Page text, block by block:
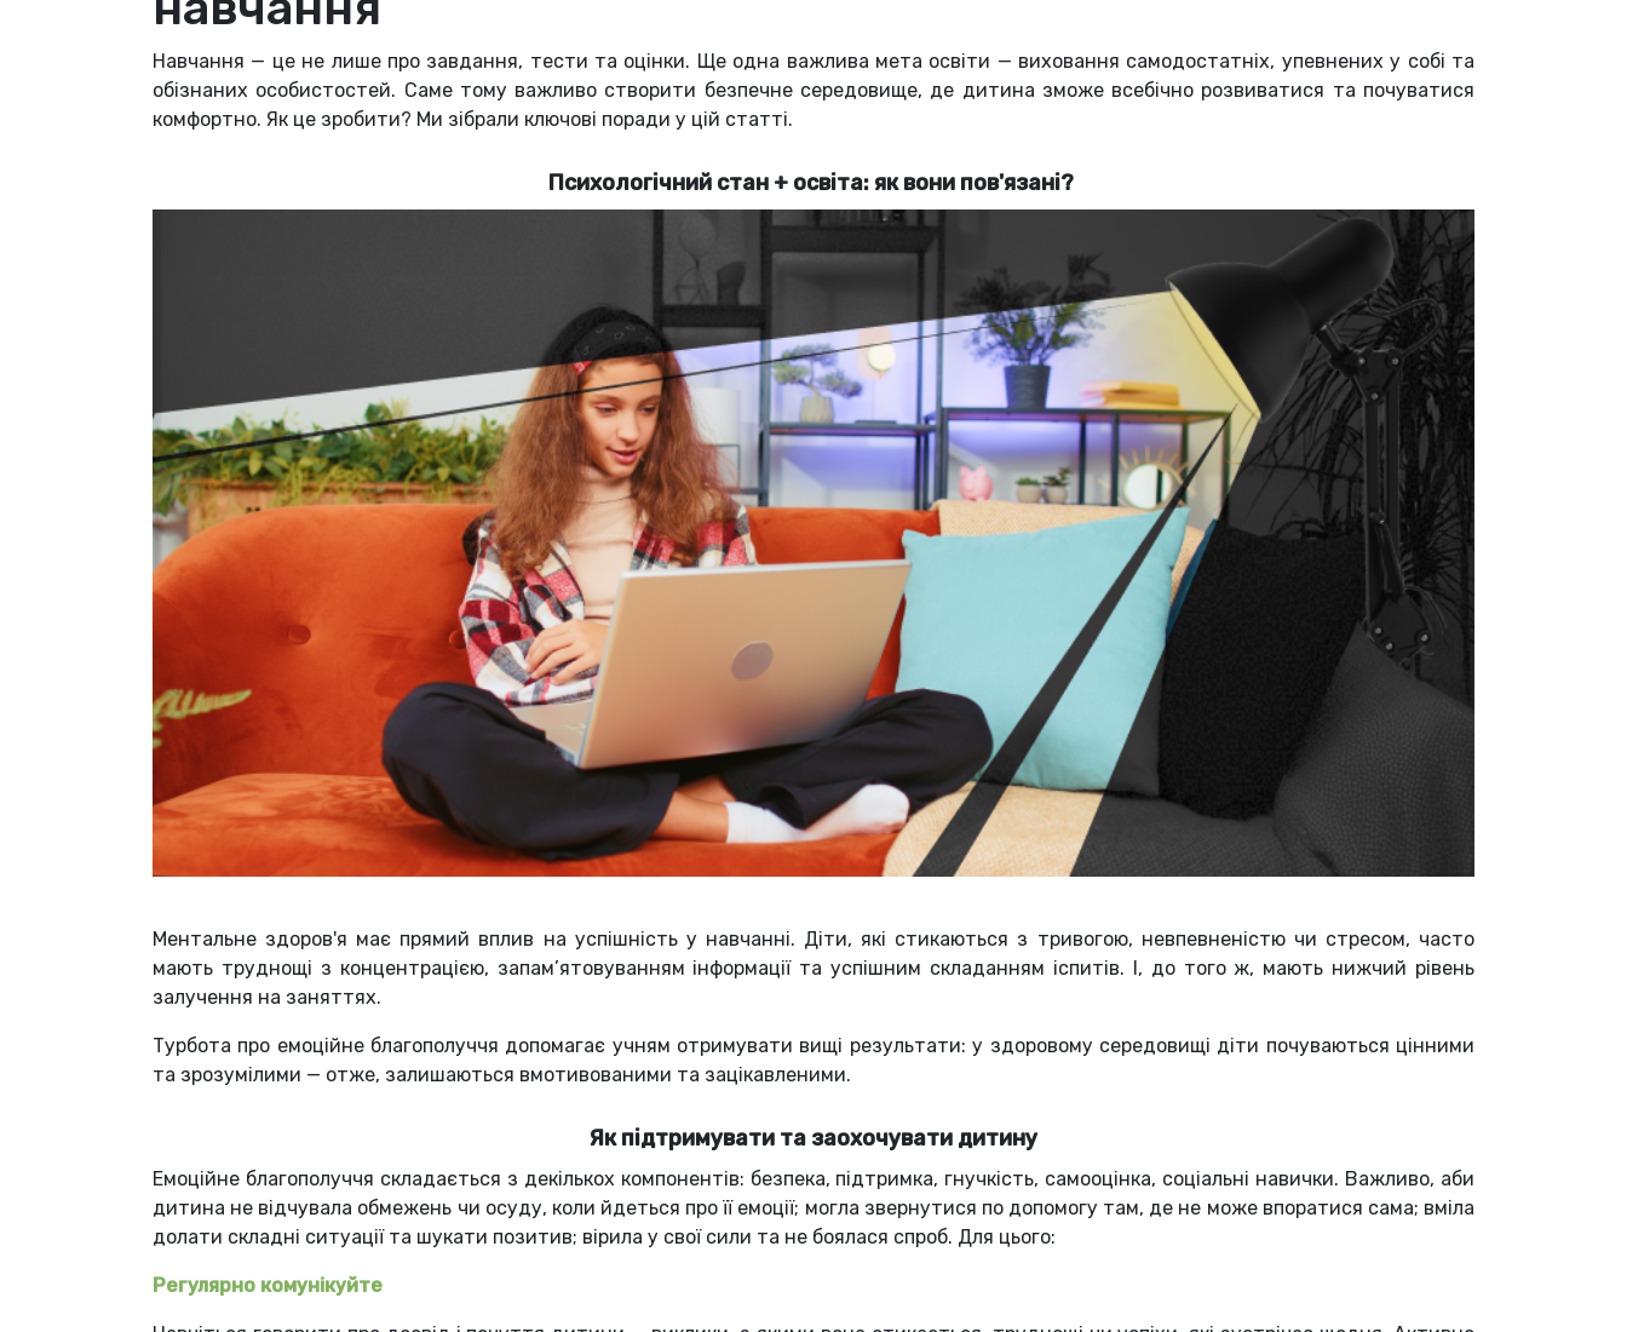
Навчання — це не лише про завдання, тести та оцінки. Ще одна важлива мета освіти — виховання самодостатніх, упевнених у собі та
обізнаних особистостей. Саме тому важливо створити безпечне середовище, де дитина зможе всебічно розвиватися та почуватися
комфортно. Як це зробити? Ми зібрали ключові поради у цій статті.
Психологічний стан + освіта: як вони пов'язані?
Ментальне здоров'я має прямий вплив на успішність у навчанні. Діти, які стикаються з тривогою, невпевненістю чи стресом, часто
мають труднощі з концентрацією, запам’ятовуванням інформації та успішним складанням іспитів. І, до того ж, мають нижчий рівень
залучення на заняттях.
Турбота про емоційне благополуччя допомагає учням отримувати вищі результати: у здоровому середовищі діти почуваються цінними
та зрозумілими — отже, залишаються вмотивованими та зацікавленими.
Як підтримувати та заохочувати дитину
Емоційне благополуччя складається з декількох компонентів: безпека, підтримка, гнучкість, самооцінка, соціальні навички. Важливо, аби
дитина не відчувала обмежень чи осуду, коли йдеться про її емоції; могла звернутися по допомогу там, де не може впоратися сама; вміла
долати складні ситуації та шукати позитив; вірила у свої сили та не боялася спроб. Для цього:
Регулярно комунікуйте